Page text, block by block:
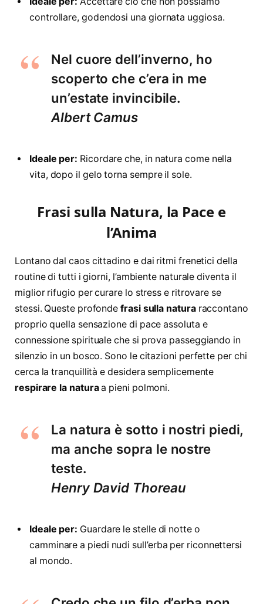
controllare, godendosi una giornata uggiosa.
Nel cuore dell’inverno, ho
scoperto che c’era in me
un’estate invincibile.
Albert Camus
Ideale per: Ricordare che, in natura come nella
vita, dopo il gelo torna sempre il sole.
Frasi sulla Natura, la Pace e
l’Anima
Lontano dal caos cittadino e dai ritmi frenetici della
routine di tutti i giorni, l’ambiente naturale diventa il
miglior rifugio per curare lo stress e ritrovare se
stessi. Queste profondefrasi sulla naturaraccontano
proprio quella sensazione di pace assoluta e
connessione spirituale che si prova passeggiando in
silenzio in un bosco. Sono le citazioni perfette per chi
cerca la tranquillità e desidera semplicemente
respirare la naturaa pieni polmoni.
La natura è sotto i nostri piedi,
ma anche sopra le nostre
teste.
Henry David Thoreau
Ideale per: Guardare le stelle di notte o
camminare a piedi nudi sull’erba per riconnettersi
al mondo.